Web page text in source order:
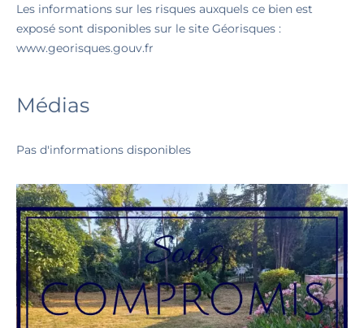
Les informations sur les risques auxquels ce bien est
exposé sont disponibles sur le site Géorisques :
www.georisques.gouv.fr
Médias
Pas d'informations disponibles